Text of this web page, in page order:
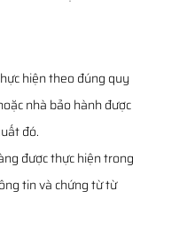
hiện theo đúng quy
nhà bảo hành được
đó.
được thực hiện trong
tin và chứng từ từ